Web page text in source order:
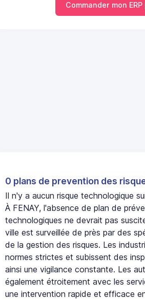
Commander mon ERP
0 plans de prevention des
Il n'y a aucun risque technologique
À FENAY, l'absence de plan de
technologiques ne devrait pas
ville est surveillée de près par des
de la gestion des risques. Les
normes strictes et subissent des
ainsi une vigilance constante. Les
également étroitement avec les
une intervention rapide et efficace